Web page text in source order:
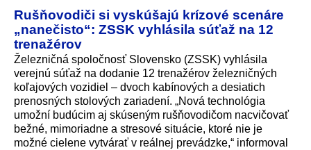
Rušňovodiči si vyskúšajú krízové scenáre
„nanečisto“: ZSSK vyhlásila súťaž na 12
trenažérov
Železničná spoločnosť Slovensko (ZSSK) vyhlásila
verejnú súťaž na dodanie 12 trenažérov železničných
koľajových vozidiel – dvoch kabínových a desiatich
prenosných stolových zariadení. „Nová technológia
umožní budúcim aj skúseným rušňovodičom nacvičovať
bežné, mimoriadne a stresové situácie, ktoré nie je
možné cielene vytvárať v reálnej prevádzke,“ informoval